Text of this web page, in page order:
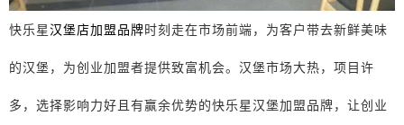
快乐星汉堡店加盟品牌时刻走在市场前端，为客户带去新鲜美味
的汉堡，为创业加盟者提供致富机会。汉堡市场大热，项目许
多，选择影响力好且有赢余优势的快乐星汉堡加盟品牌，让创业